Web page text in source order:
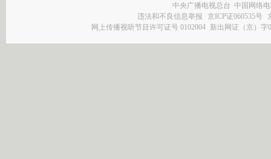
中央广播电视总台 中国网络
违法和不良信息举报
京ICP证060535号
网上传播视听节目许可证号 0102004 新出网证（京）